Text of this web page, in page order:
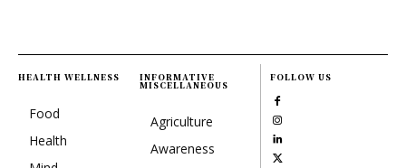
HEALTH WELLNESS
Food
Health
INFORMATIVE
MISCELLANEOUS
Agriculture
Awareness
FOLLOW US